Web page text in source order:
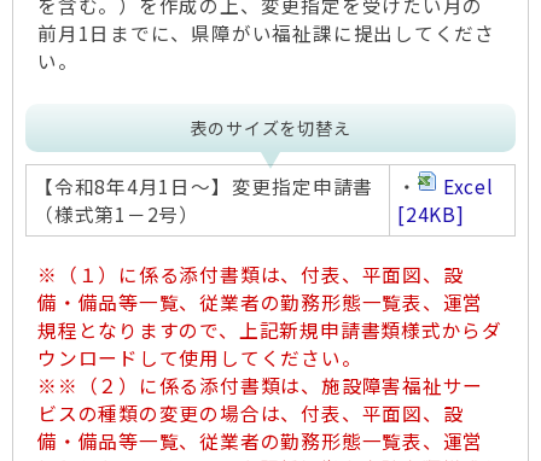
前月1日までに、県障がい福祉課に提出してくださ
い。
表のサイズを切替え
【令和8年4月1日～】変更指定申請書
（様式第1－2号）
・
Excel
[24KB]
※（１）に係る添付書類は、付表、平面図、設
備・備品等一覧、従業者の勤務形態一覧表、運営
規程となりますので、上記新規申請書類様式からダ
ウンロードして使用してください。
※※（２）に係る添付書類は、施設障害福祉サー
ビスの種類の変更の場合は、付表、平面図、設
備・備品等一覧、従業者の勤務形態一覧表、運営